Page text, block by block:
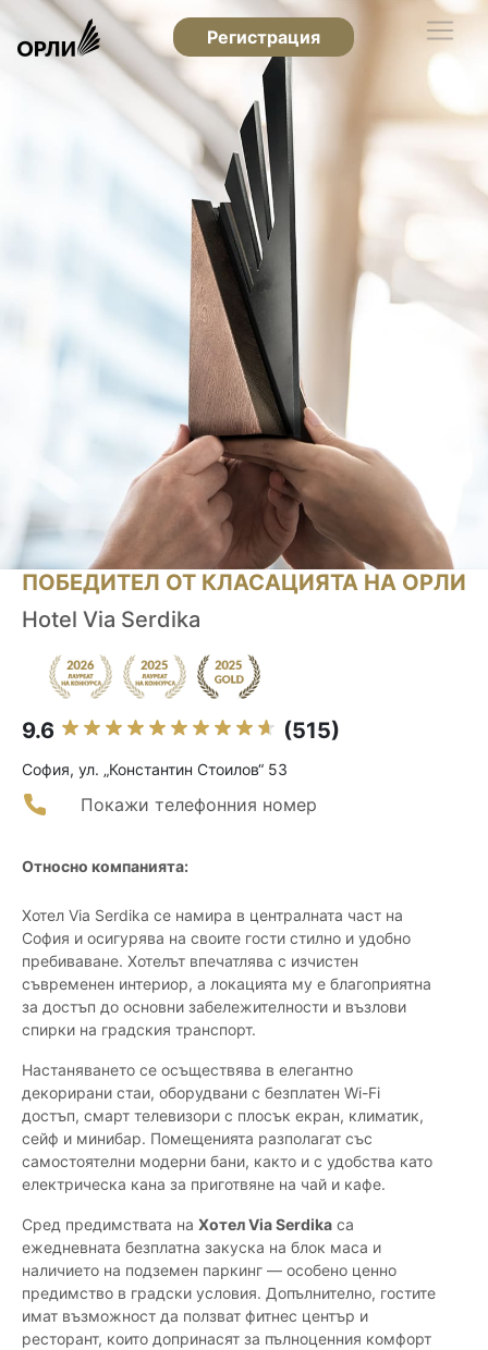
Регистрация
ПОБЕДИТЕЛ ОТ КЛАСАЦИЯТА НА ОРЛИ
Hotel Via Serdika
9.6 (515)
София, ул. „Константин Стоилов“ 53
Покажи телефонния номер
Относно компанията:
Хотел Via Serdika се намира в централната част на
София и осигурява на своите гости стилно и удобно
пребиваване. Хотелът впечатлява с изчистен
съвременен интериор, а локацията му е благоприятна
за достъп до основни забележителности и възлови
спирки на градския транспорт.
Настаняването се осъществява в елегантно
декорирани стаи, оборудвани с безплатен Wi-Fi
достъп, смарт телевизори с плосък екран, климатик,
сейф и минибар. Помещенията разполагат със
самостоятелни модерни бани, както и с удобства като
електрическа кана за приготвяне на чай и кафе.
Сред предимствата на Хотел Via Serdika са
ежедневната безплатна закуска на блок маса и
наличието на подземен паркинг — особено ценно
предимство в градски условия. Допълнително, гостите
имат възможност да ползват фитнес център и
ресторант, които допринасят за пълноценния комфорт